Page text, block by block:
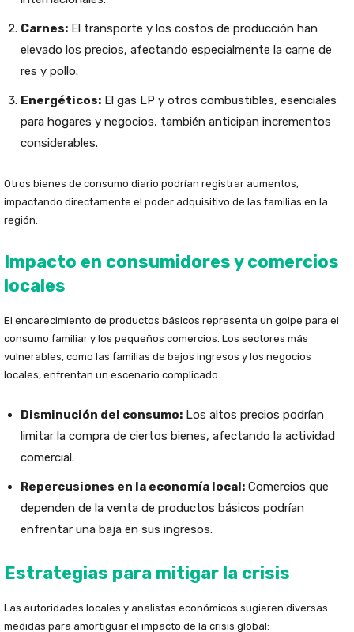
Carnes: El transporte y los costos de producción han
elevado los precios, afectando especialmente la carne de
res y pollo.
Energéticos: El gas LP y otros combustibles, esenciales
para hogares y negocios, también anticipan incrementos
considerables.
Otros bienes de consumo diario podrían registrar aumentos,
impactando directamente el poder adquisitivo de las familias en la
región.
Impacto en consumidores y comercios
locales
El encarecimiento de productos básicos representa un golpe para el
consumo familiar y los pequeños comercios. Los sectores más
vulnerables, como las familias de bajos ingresos y los negocios
locales, enfrentan un escenario complicado.
Disminución del consumo: Los altos precios podrían
limitar la compra de ciertos bienes, afectando la actividad
comercial.
Repercusiones en la economía local: Comercios que
dependen de la venta de productos básicos podrían
enfrentar una baja en sus ingresos.
Estrategias para mitigar la crisis
Las autoridades locales y analistas económicos sugieren diversas
medidas para amortiguar el impacto de la crisis global: